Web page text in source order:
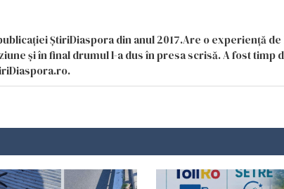
ȘtiriDiaspora din anul 2017.Are o experiență de
și în final drumul l-a dus în presa scrisă. A fost timp